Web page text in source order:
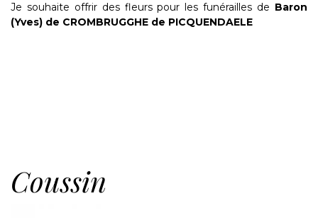
Je souhaite offrir des fleurs pour les funérailles de Baron
(Yves) de CROMBRUGGHE de PICQUENDAELE
Coussin